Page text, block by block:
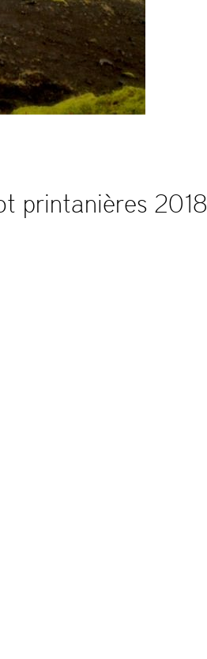
printanières 2018